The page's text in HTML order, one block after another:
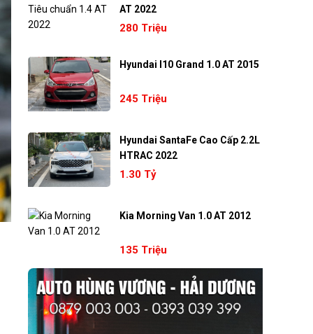
AT 2022
280 Triệu
Hyundai I10 Grand 1.0 AT 2015
245 Triệu
Hyundai SantaFe Cao Cấp 2.2L
HTRAC 2022
1.30 Tỷ
Kia Morning Van 1.0 AT 2012
135 Triệu